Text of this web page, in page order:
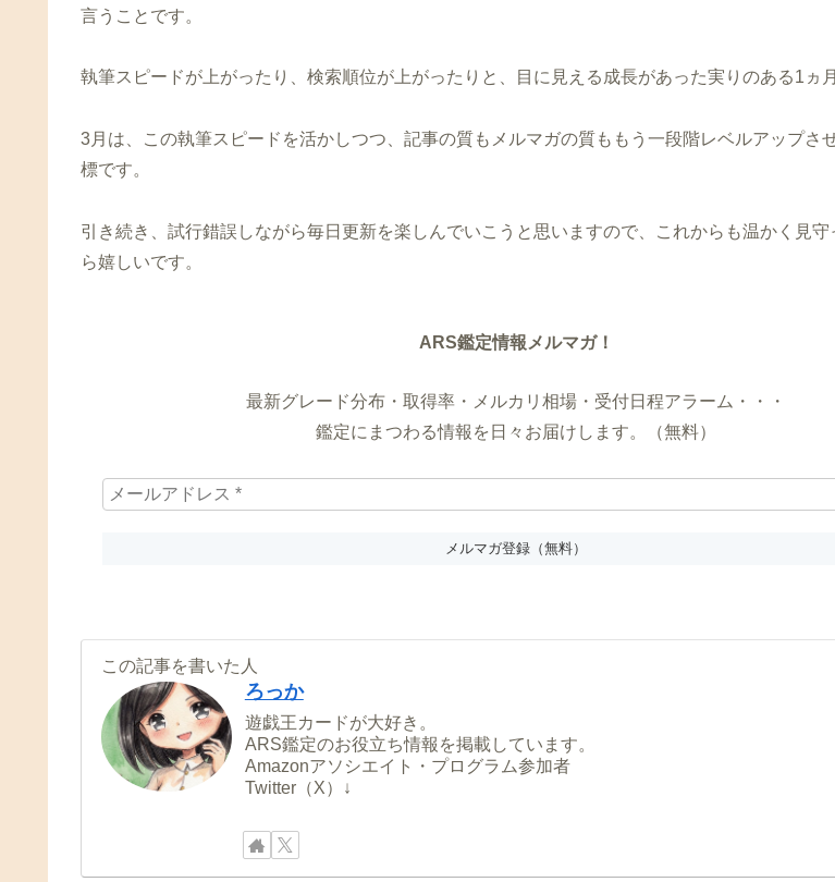
言うことです。
執筆スピードが上がったり、検索順位が上がったりと、目に見える成長があった実りのある1ヵ
3月は、この執筆スピードを活かしつつ、記事の質もメルマガの質ももう一段階レベルアップさ
標です。
引き続き、試行錯誤しながら毎日更新を楽しんでいこうと思いますので、これからも温かく見守
ら嬉しいです。
ARS鑑定情報メルマガ！
最新グレード分布・取得率・メルカリ相場・受付日程アラーム・・・
鑑定にまつわる情報を日々お届けします。（無料）
この記事を書いた人
ろっか
遊戯王カードが大好き。
ARS鑑定のお役立ち情報を掲載しています。
Amazonアソシエイト・プログラム参加者
Twitter（X）↓